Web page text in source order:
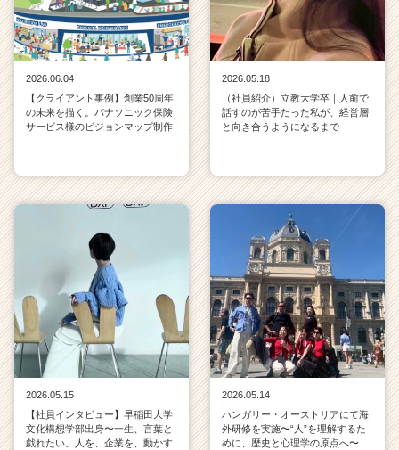
2026.06.04
【クライアント事例】創業50周年
の未来を描く。パナソニック保険
サービス様のビジョンマップ制作
2026.05.18
（社員紹介）立教大学卒｜人前で
話すのが苦手だった私が、経営層
と向き合うようになるまで
2026.05.15
【社員インタビュー】早稲田大学
文化構想学部出身〜一生、言葉と
戯れたい。人を、企業を、動かす
2026.05.14
ハンガリー・オーストリアにて海
外研修を実施〜“人”を理解するた
めに、歴史と心理学の原点へ〜